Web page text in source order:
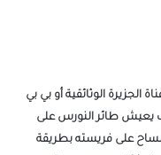
الوثائقية أو بي بي
يعيش طائر النورس على
على فريسته بطريقة